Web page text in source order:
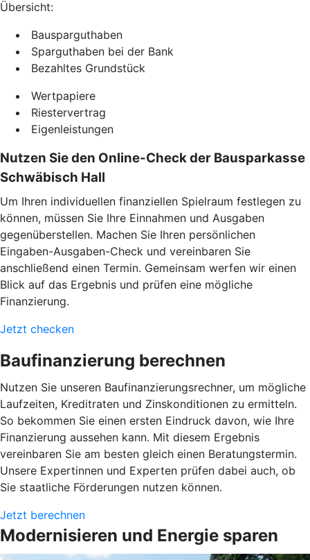
Übersicht:
Bausparguthaben
Sparguthaben bei der Bank
Bezahltes Grundstück
Wertpapiere
Riestervertrag
Eigenleistungen
Nutzen Sie den Online-Check der Bausparkasse
Schwäbisch Hall
Um Ihren individuellen finanziellen Spielraum festlegen zu
können, müssen Sie Ihre Einnahmen und Ausgaben
gegenüberstellen. Machen Sie Ihren persönlichen
Eingaben-Ausgaben-Check und vereinbaren Sie
anschließend einen Termin. Gemeinsam werfen wir einen
Blick auf das Ergebnis und prüfen eine mögliche
Finanzierung.
Jetzt checken
Baufinanzierung berechnen
Nutzen Sie unseren Baufinanzierungsrechner, um mögliche
Laufzeiten, Kreditraten und Zinskonditionen zu ermitteln.
So bekommen Sie einen ersten Eindruck davon, wie Ihre
Finanzierung aussehen kann. Mit diesem Ergebnis
vereinbaren Sie am besten gleich einen Beratungstermin.
Unsere Expertinnen und Experten prüfen dabei auch, ob
Sie staatliche Förderungen nutzen können.
Jetzt berechnen
Modernisieren und Energie sparen